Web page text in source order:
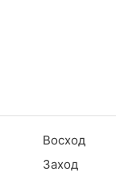
Восход
Заход